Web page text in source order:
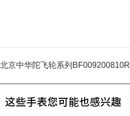
北京中华陀飞轮系列BF009200810R
这些手表您可能也感兴趣